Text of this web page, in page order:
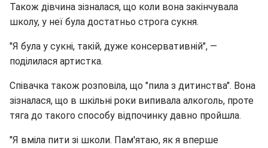
Також дівчина зізналася, що коли вона закінчувала
школу, у неї була достатньо строга сукня.
"Я була у сукні, такій, дуже консервативній", —
поділилася артистка.
Співачка також розповіла, що "пила з дитинства". Вона
зізналася, що в шкільні роки випивала алкоголь, проте
тяга до такого способу відпочинку давно пройшла.
"Я вміла пити зі школи. Пам'ятаю, як я вперше